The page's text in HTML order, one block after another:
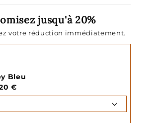
jusqu'à 20%
votre réduction immédiatement.
Bleu
€